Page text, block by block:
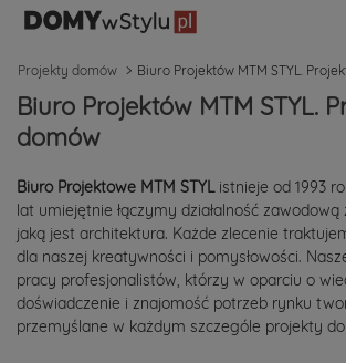
Projekty domów Biuro Projektów MTM STYL.
Biuro Projektów MTM STYL.
domów
Biuro Projektowe MTM STYListnieje od 1993
lat umiejętnie łączymy działalność zawodową
jaką jest architektura. Każde zlecenie
dla naszej kreatywności i pomysłowości.
pracy profesjonalistów, którzy w oparciu o
doświadczenie i znajomość potrzeb rynku
przemyślane w każdym szczególe projekty